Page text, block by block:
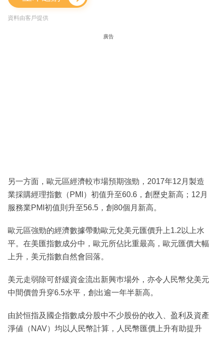
資料由客戶提供
廣告
另一方面，歐元區經濟較巿場預期強勁，2017年12月製造
業採購經理指數（PMI）初值升至60.6，創歷史新高；12月
服務業PMI初值則升至56.5，創80個月新高。
歐元區強勁的經濟數據帶動歐元兌美元匯價升上1.2以上水
平。在美匯指數成分中，歐元所佔比重最高，歐元匯價大幅
上升，美元指數自然會回落。
美元走弱除可舒緩資金流出新興巿場外，亦令人民幣兌美元
中間價曾升穿6.5水平，創出逾一年半新高。
由於恒指及國企指數成分股中不少股份的收入、盈利及資產
淨値（NAV）均以人民幣計算，人民幣匯價上升有助提升